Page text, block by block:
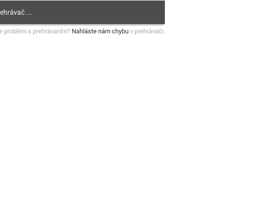
problém s prehrávaním? Nahláste nám chybu v prehrávači.